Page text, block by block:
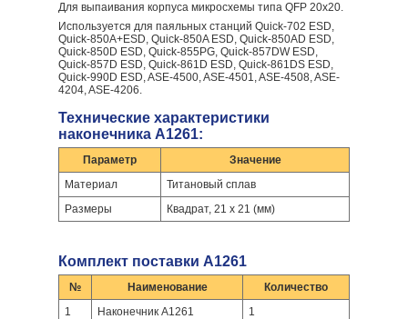
Для выпаивания корпуса микросхемы типа QFP 20x20.
Используется для паяльных станций Quick-702 ESD,
Quick-850A+ESD, Quick-850A ESD, Quick-850AD ESD,
Quick-850D ESD, Quick-855PG, Quick-857DW ESD,
Quick-857D ESD, Quick-861D ESD, Quick-861DS ESD,
Quick-990D ESD, ASE-4500, ASE-4501, ASE-4508, ASE-
4204, ASE-4206.
Технические характеристики
наконечника A1261:
Параметр
Значение
Материал
Титановый сплав
Размеры
Квадрат, 21 х 21 (мм)
Комплект поставки A1261
№ Наименование
Количество
1
Наконечник A1261 1